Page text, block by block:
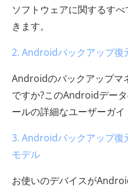
ソフトウェアに関するす
きます。
2. Androidバックアップ復
Androidのバックアップマ
ですか?このAndroidデー
ールの詳細なユーザーガイ
3. Androidバックアップ復
モデル
お使いのデバイスが